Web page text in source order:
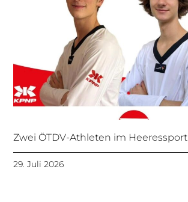
Zwei ÖTDV-Athleten im Heeressport
29. Juli 2026